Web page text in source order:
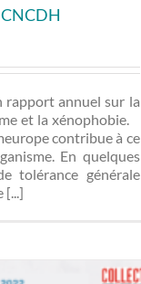
rapport annuel sur la
et la xénophobie.
contribue à ce
En quelques
générale
[...]